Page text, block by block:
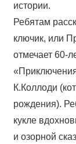
истории.
Ребятам
ключик, или
отмечает 60-
К.Коллоди
рождения).
кукле
и озорной